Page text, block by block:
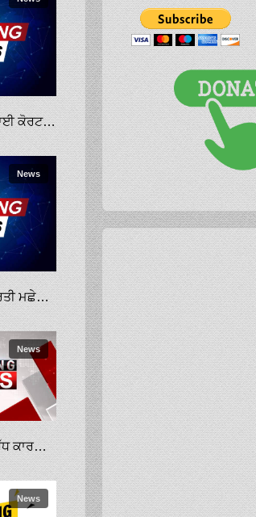
ਪੰਜਾਬ ਤੇ ਹਰਿਆਣਾ ਹਾਈ ਕੋਰਟ ਨੇ ਕੁਮਾਰ ਵਿਸ਼ਵਾਸ ਤੇ ਬੱਗਾ ਖ਼ਿਲਾਫ਼ ਦਰਜ ਕੇਸ ਰੱਦ ਕੀਤੇ
News
ਗੁਜਰਾਤ ਪੁਲੀਸ ਨੇ ਭਾਰਤੀ ਮਛੇਰਿਆਂ ਨੂੰ ਅਗਵਾ ਤੇ ਮਾਰਨ ਦੀ ਕੋਸ਼ਿਸ਼ ਮਾਮਲੇ ’ਚ ਪਾਕਿ ਜਲ ਸੈਨਿਕਾਂ ਖ਼ਿਲਾਫ਼ ਕੇਸ ਦਰਜ ਕੀਤਾ
News
ਪੁਣੇ: ਪੀਐੱਫਆਈ ਵਿਰੁੱਧ ਕਾਰਵਾਈ ਦਾ ਵਿਰੋਧ ਕਰਦੇ 60 ਖ਼ਿਲਾਫ਼ ਕੇਸ
News